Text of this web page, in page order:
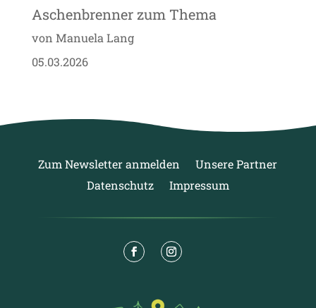
Aschenbrenner zum Thema
von Manuela Lang
05.03.2026
Zum Newsletter anmelden
Unsere Partner
Datenschutz
Impressum